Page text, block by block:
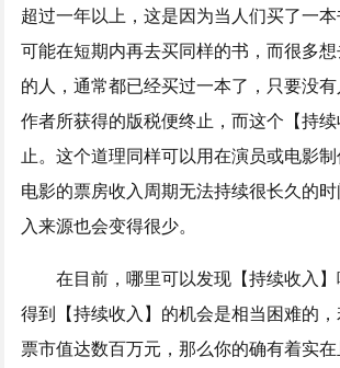
超过一年以上，这是因为当人们买了一
可能在短期内再去买同样的书，而很多
的人，通常都已经买过一本了，只要没有
作者所获得的版税便终止，而这个【持
止。这个道理同样可以用在演员或电影
电影的票房收入周期无法持续很长久的
入来源也会变得很少。
在目前，哪里可以发现【持续收入
得到【持续收入】的机会是相当困难的
票市值达数百万元，那么你的确有着实